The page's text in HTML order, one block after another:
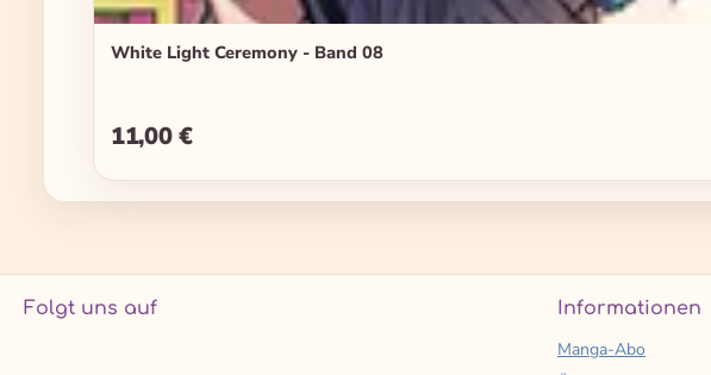
White Light Ceremony - Band 08
Regulärer Preis:
11,00 €
Folgt uns auf Informationen
Manga-Abo